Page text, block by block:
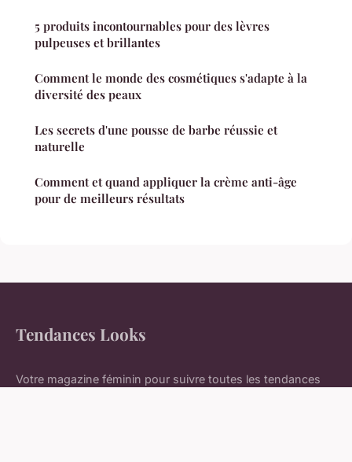
5 produits incontournables pour des lèvres
pulpeuses et brillantes
Comment le monde des cosmétiques s'adapte à la
diversité des peaux
Les secrets d'une pousse de barbe réussie et
naturelle
Comment et quand appliquer la crème anti-âge
pour de meilleurs résultats
Tendances Looks
Votre magazine féminin pour suivre toutes les tendances